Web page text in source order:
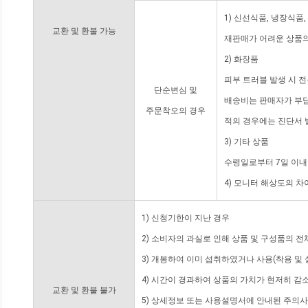
교환 및 환불 가능
단순변심 및
주문착오의 경우
1) 신선식품, 냉장식품
재판매가 어려운 상품
2) 화장품
피부 트러블 발생 시
배송비는 판매자가 부
적의 경우에는 진단서
3) 기타 상품
수령일로부터 7일 이
4) 모니터 해상도의 차
교환 및 환불 불가
1) 신청기한이 지난 경우
2) 소비자의 과실로 인해 상품 및 구성품의
3) 개봉하여 이미 섭취하였거나 사용(착용 및
4) 시간이 경과하여 상품의 가치가 현저히 감
5) 상세정보 또는 사용설명서에 안내된 주의